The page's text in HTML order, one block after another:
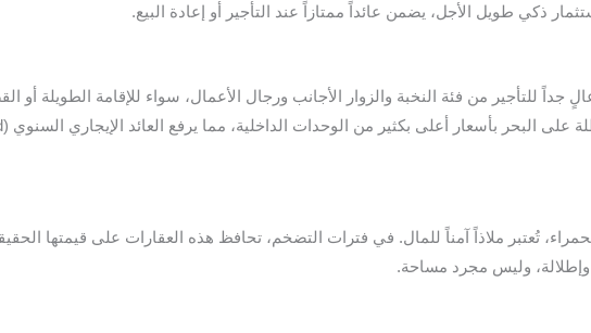
ذكي طويل الأجل، يضمن عائداً ممتازاً عند التأجير أو إعادة البيع.
للتأجير من فئة النخبة والزوار الأجانب ورجال الأعمال، سواء للإقامة الطويلة أو
تُعتبر ملاذاً آمناً للمال. في فترات التضخم، تحافظ هذه العقارات على قيمتها
وليس مجرد مساحة.